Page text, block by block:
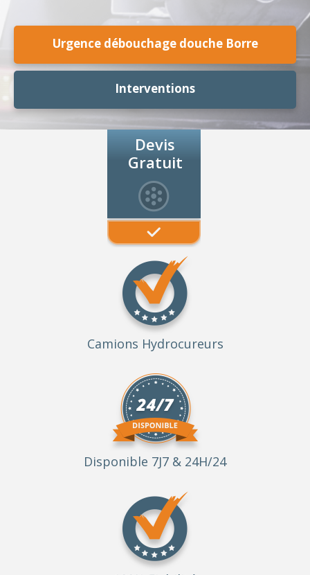
Urgence débouchage douche Borre
Interventions
Devis
Gratuit
Camions Hydrocureurs
Disponible 7J7 & 24H/24